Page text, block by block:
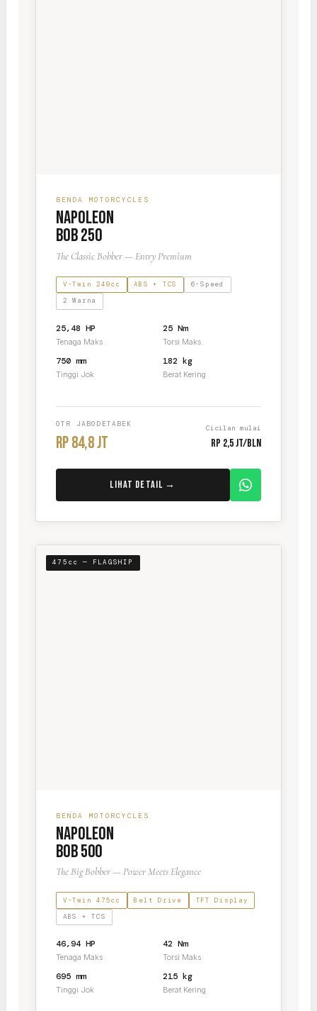
BENDA MOTORCYCLES
NAPOLEON
BOB 250
The Classic Bobber — Entry Premium
V-Twin 249cc ABS + TCS
6-Speed
2 Warna
25,48 HP
Tenaga Maks
25 Nm
Torsi Maks
750 mm
Tinggi Jok
182 kg
Berat Kering
OTR JABODETABEK
Rp 84,8 Jt
Cicilan mulai
Rp 2,5 Jt/bln
Lihat Detail →
475cc — FLAGSHIP
BENDA MOTORCYCLES
NAPOLEON
BOB 500
The Big Bobber — Power Meets Elegance
V-Twin 475cc Belt Drive
TFT Display
ABS + TCS
46,94 HP
Tenaga Maks
42 Nm
Torsi Maks
695 mm
Tinggi Jok
215 kg
Berat Kering